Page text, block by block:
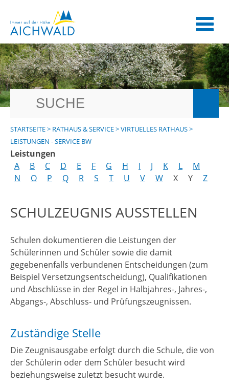
STARTSEITE> RATHAUS & SERVICE>VIRTUELLES RATHAUS>
LEISTUNGEN - SERVICE BW
Leistungen
A
B C D E F G H I J K L
M
N
O P Q R S T U V W X Y Z
SCHULZEUGNIS AUSSTELLEN
Schulen dokumentieren die Leistungen der
Schülerinnen und Schüler sowie die damit
gegebenenfalls verbundenen Entscheidungen (zum
Beispiel Versetzungsentscheidung), Qualifikationen
und Abschlüsse in der Regel in Halbjahres-, Jahres-,
Abgangs-, Abschluss- und Prüfungszeugnissen.
Zuständige Stelle
Die Zeugnisausgabe erfolgt durch die Schule, die von
der Schülerin oder dem Schüler besucht wird
beziehungsweise zuletzt besucht wurde.